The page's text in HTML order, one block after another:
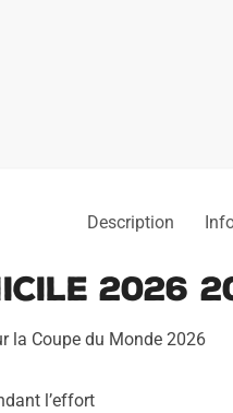
Description
2026
la Coupe du Monde 2026
l’effort